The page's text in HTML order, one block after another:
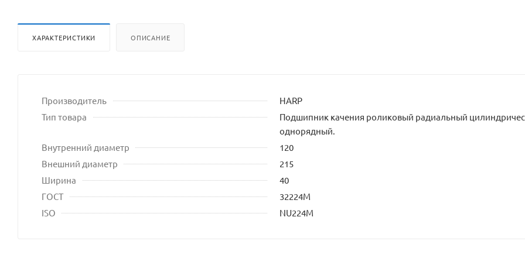
ХАРАКТЕРИСТИКИ ОПИСАНИЕ
Производитель
HARP
Тип товара
Подшипник качения роликовый радиальный
однорядный.
Внутренний диаметр
120
Внешний диаметр
215
Ширина
40
ГОСТ
32224М
ISO
NU224M